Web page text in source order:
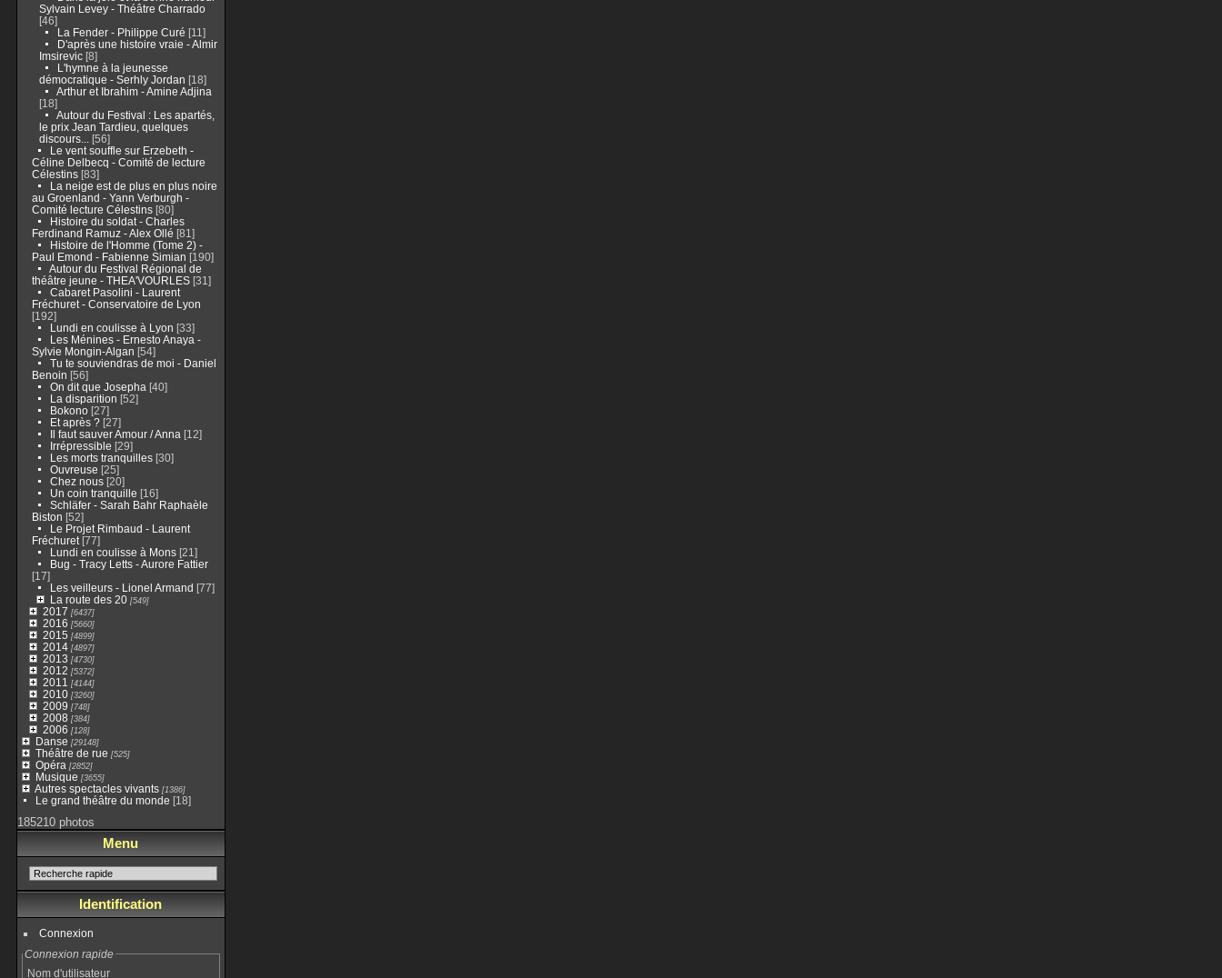
Sylvain Levey - Théâtre Charrado
[46]
La Fender - Philippe Curé [11]
D'après une histoire vraie - Almir
Imsirevic[8]
L'hymne à la jeunesse
démocratique - Serhly Jordan [18]
Arthur et Ibrahim - Amine Adjina
[18]
Autour du Festival : Les apartés,
le prix Jean Tardieu, quelques
discours...
[56]
Le vent souffle sur Erzebeth -
Céline Delbecq - Comité de lecture
Célestins[83]
La neige est de plus en plus noire
au Groenland - Yann Verburgh -
Comité lecture Célestins[80]
Histoire du soldat - Charles
Ferdinand Ramuz - Alex Ollé [81]
Histoire de l'Homme (Tome 2) -
Paul Emond - Fabienne Simian [190]
Autour du Festival Régional de
théâtre jeune - THEA'VOURLES[31]
Cabaret Pasolini - Laurent
Fréchuret - Conservatoire de Lyon
[192]
Lundi en coulisse à Lyon [33]
Les Ménines - Ernesto Anaya -
Sylvie Mongin-Algan [54]
Tu te souviendras de moi - Daniel
Benoin [56]
On dit que Josepha [40]
La disparition [52]
Bokono[27]
Et après ?[27]
Il faut sauver Amour / Anna [12]
Irrépressible [29]
Les morts tranquilles[30]
Ouvreuse [25]
Chez nous[20]
Un coin tranquille [16]
Schläfer - Sarah Bahr Raphaèle
Biston [52]
Le Projet Rimbaud - Laurent
Fréchuret[77]
Lundi en coulisse à Mons[21]
Bug - Tracy Letts - Aurore Fattier
[17]
Les veilleurs - Lionel Armand [77]
La route des 20[549]
2017 [6437]
2016 [5660]
2015 [4899]
2014[4897]
2013 [4730]
2012 [5372]
2011 [4144]
2010[3260]
2009 [748]
2008 [384]
2006 [128]
Danse [29148]
Théâtre de rue [525]
Opéra [2852]
Musique [3655]
Autres spectacles vivants[1386]
Le grand théâtre du monde [18]
185210 photos
Menu
Identification
Connexion
Connexion rapide
Nom d'utilisateur